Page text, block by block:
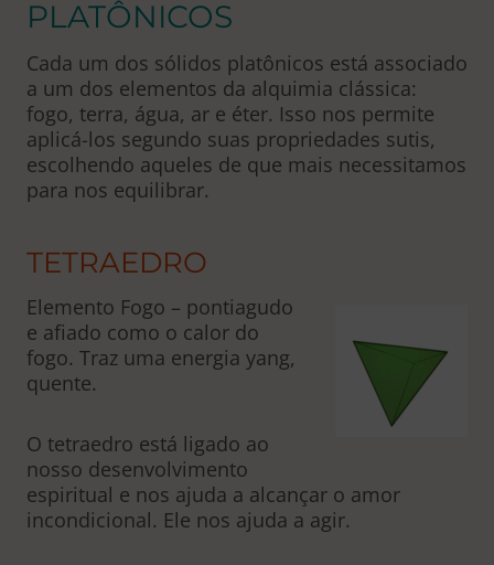
PLATÔNICOS
Cada um dos sólidos platônicos está associado
a um dos elementos da alquimia clássica:
fogo, terra, água, ar e éter. Isso nos permite
aplicá-los segundo suas propriedades sutis,
escolhendo aqueles de que mais necessitamos
para nos equilibrar.
TETRAEDRO
Elemento Fogo – pontiagudo
e afiado como o calor do
fogo. Traz uma energia yang,
quente.
O tetraedro está ligado ao
nosso desenvolvimento
espiritual e nos ajuda a alcançar o amor
incondicional. Ele nos ajuda a agir.